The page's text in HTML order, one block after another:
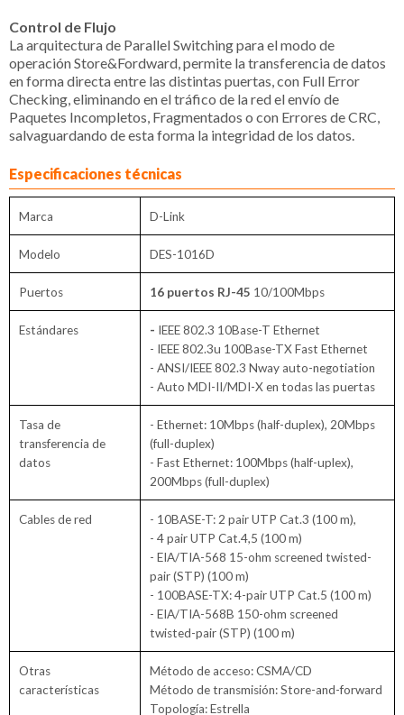
Control de Flujo
La arquitectura de Parallel Switching para el modo de
operación Store&Fordward, permite la transferencia de datos
en forma directa entre las distintas puertas, con Full Error
Checking, eliminando en el tráfico de la red el envío de
Paquetes Incompletos, Fragmentados o con Errores de CRC,
salvaguardando de esta forma la integridad de los datos.
Especificaciones técnicas
Marca D-Link
Modelo DES-1016D
Puertos 16 puertos RJ-45 10/100Mbps
Estándares - IEEE 802.3 10Base-T Ethernet
- IEEE 802.3u 100Base-TX Fast Ethernet
- ANSI/IEEE 802.3 Nway auto-negotiation
- Auto MDI-II/MDI-X en todas las puertas
Tasa de
transferencia de
datos
- Ethernet: 10Mbps (half-duplex), 20Mbps
(full-duplex)
- Fast Ethernet: 100Mbps (half-uplex),
200Mbps (full-duplex)
Cables de red
- 10BASE-T: 2 pair UTP Cat.3 (100 m),
- 4 pair UTP Cat.4,5 (100 m)
- EIA/TIA-568 15-ohm screened twisted-
pair (STP) (100 m)
- 100BASE-TX: 4-pair UTP Cat.5 (100 m)
- EIA/TIA-568B 150-ohm screened
twisted-pair (STP) (100 m)
Otras
características
Método de acceso: CSMA/CD
Método de transmisión: Store-and-forward
Topología: Estrella